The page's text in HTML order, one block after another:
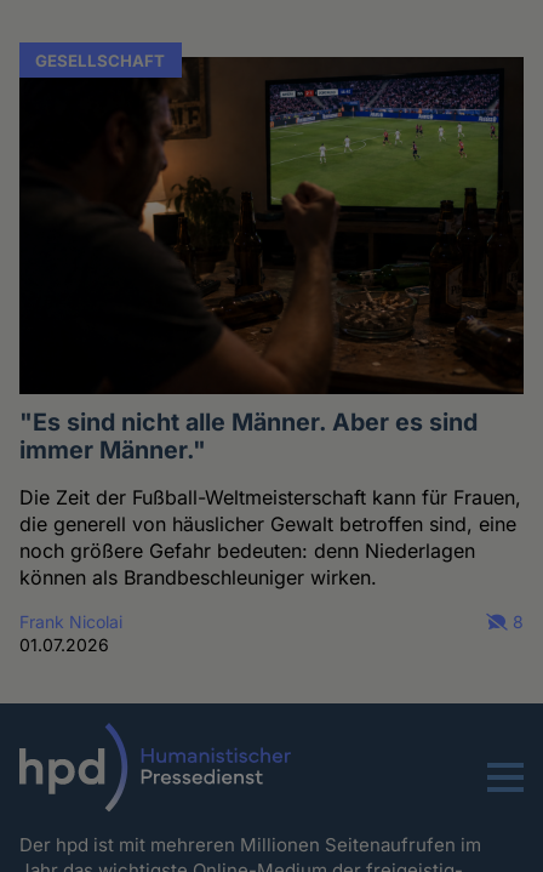
GESELLSCHAFT
"Es sind nicht alle Männer. Aber es sind
immer Männer."
Die Zeit der Fußball-Weltmeisterschaft kann für Frauen,
die generell von häuslicher Gewalt betroffen sind, eine
noch größere Gefahr bedeuten: denn Niederlagen
können als Brandbeschleuniger wirken.
Frank Nicolai
01.07.2026
8
Menu
Der hpd ist mit mehreren Millionen Seitenaufrufen im